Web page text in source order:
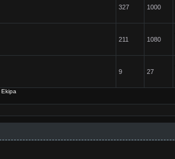
327 1000
211 1080
9 27
Ekipa